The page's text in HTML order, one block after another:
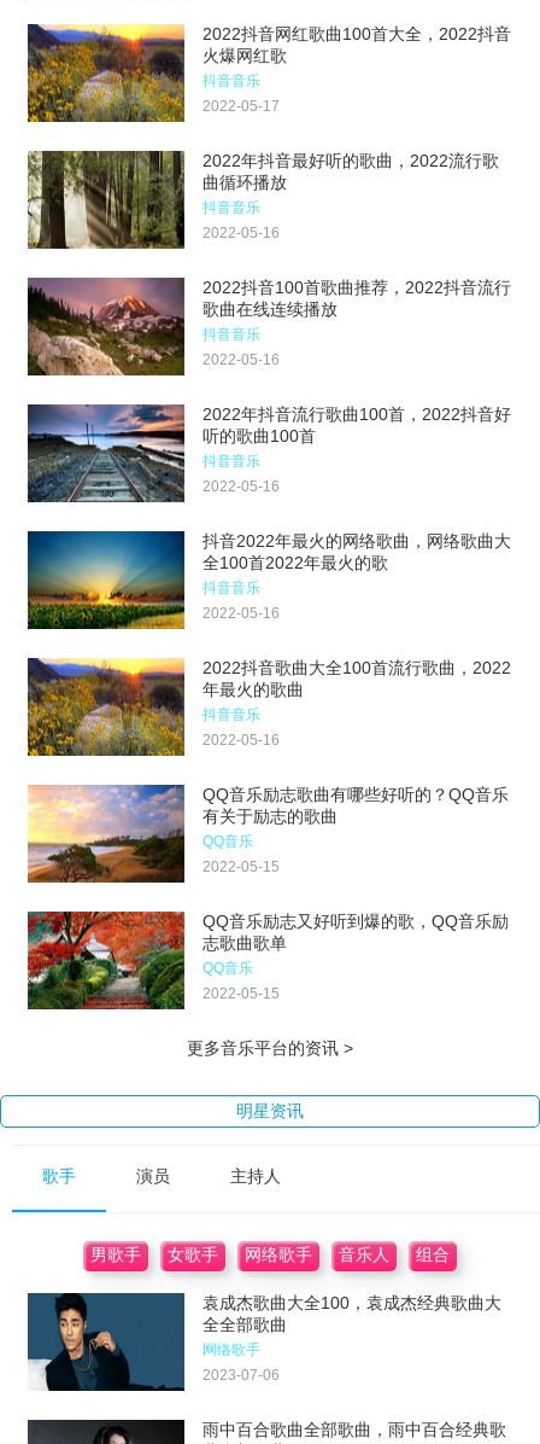
2022抖音网红歌曲100首大全，2022抖音
火爆网红歌
抖音音乐
2022-05-17
2022年抖音最好听的歌曲，2022流行歌
曲循环播放
抖音音乐
2022-05-16
2022抖音100首歌曲推荐，2022抖音流行
歌曲在线连续播放
抖音音乐
2022-05-16
2022年抖音流行歌曲100首，2022抖音好
听的歌曲100首
抖音音乐
2022-05-16
抖音2022年最火的网络歌曲，网络歌曲大
全100首2022年最火的歌
抖音音乐
2022-05-16
2022抖音歌曲大全100首流行歌曲，2022
年最火的歌曲
抖音音乐
2022-05-16
QQ音乐励志歌曲有哪些好听的？QQ音乐
有关于励志的歌曲
QQ音乐
2022-05-15
QQ音乐励志又好听到爆的歌，QQ音乐励
志歌曲歌单
QQ音乐
2022-05-15
更多音乐平台的资讯 >
明星资讯
歌手 演员 主持人
男歌手 女歌手 网络歌手 音乐人 组合
袁成杰歌曲大全100，袁成杰经典歌曲大
全全部歌曲
网络歌手
2023-07-06
雨中百合歌曲全部歌曲，雨中百合经典歌